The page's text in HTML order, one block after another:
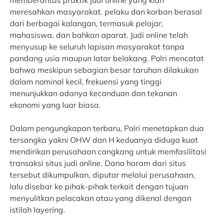
meresahkan masyarakat. pelaku dan korban berasal
dari berbagai kalangan, termasuk pelajar,
mahasiswa, dan bahkan aparat. Judi online telah
menyusup ke seluruh lapisan masyarakat tanpa
pandang usia maupun latar belakang. Polri mencatat
bahwa meskipun sebagian besar taruhan dilakukan
dalam nominal kecil, frekuensi yang tinggi
menunjukkan adanya kecanduan dan tekanan
ekonomi yang luar biasa.
Dalam pengungkapan terbaru, Polri menetapkan dua
tersangka yakni OHW dan H keduanya diduga kuat
mendirikan perusahaan cangkang untuk memfasilitasi
transaksi situs judi online. Dana haram dari situs
tersebut dikumpulkan, diputar melalui perusahaan,
lalu disebar ke pihak-pihak terkait dengan tujuan
menyulitkan pelacakan atau yang dikenal dengan
istilah layering.